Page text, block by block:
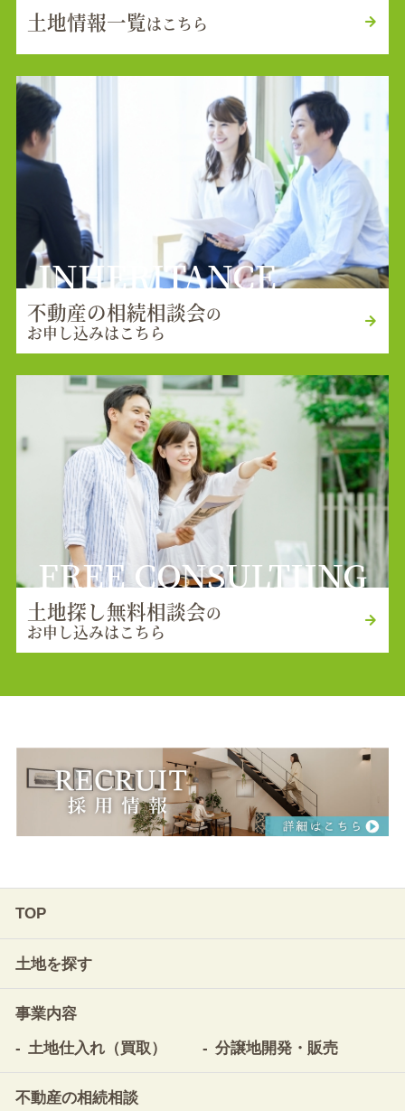
土地情報一覧はこちら
INHERITANCE
不動産の相続相談会の
お申し込みはこちら
FREE CONSULTIING
土地探し無料相談会の
お申し込みはこちら
TOP
土地を探す
事業内容
土地仕入れ（買取）
分譲地開発・販売
不動産の相続相談